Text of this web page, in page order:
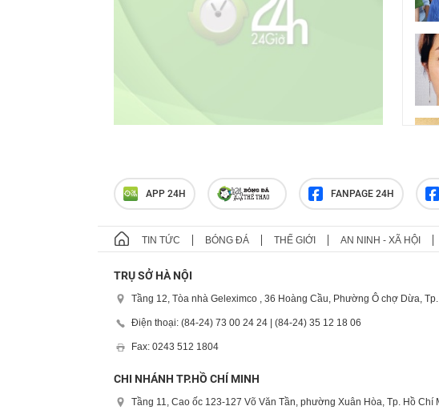
APP 24H FANPAGE 24H
TIN TỨC BÓNG ĐÁ THẾ GIỚI AN NINH - XÃ HỘI
TRỤ SỞ HÀ NỘI
Tầng 12, Tòa nhà Geleximco , 36 Hoàng Cầu, Phường Ô chợ Dừa,
Điện thoại: (84-24) 73 00 24 24 | (84-24) 35 12 18 06
Fax: 0243 512 1804
CHI NHÁNH TP.HỒ CHÍ MINH
Tầng 11, Cao ốc 123-127 Võ Văn Tần, phường Xuân Hòa, Tp. Hồ Chí